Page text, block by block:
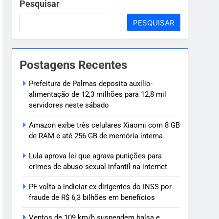
de ciclone-bomba
dias para decidir
Pesquisar
PESQUISAR
Postagens Recentes
Prefeitura de Palmas deposita auxílio-
alimentação de 12,3 milhões para 12,8 mil
servidores neste sábado
Amazon exibe três celulares Xiaomi com 8 GB
de RAM e até 256 GB de memória interna
Lula aprova lei que agrava punições para
crimes de abuso sexual infantil na internet
PF volta a indiciar ex-dirigentes do INSS por
fraude de R$ 6,3 bilhões em benefícios